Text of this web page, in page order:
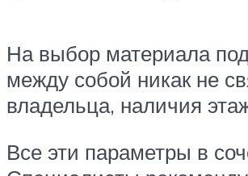
На выбор материала
между собой никак не
владельца, наличия
Все эти параметры в